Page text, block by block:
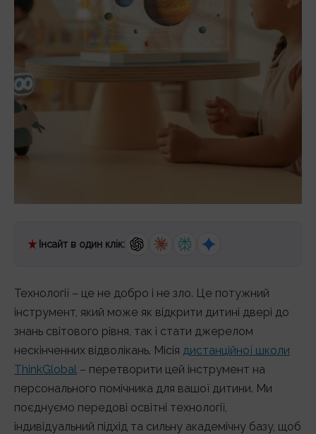
Інсайт в один клік:
Технології – це не добро і не зло. Це потужний
інструмент, який може як відкрити дитині двері до
знань світового рівня, так і стати джерелом
нескінченних відволікань. Місія дистанційної школи
ThinkGlobal – перетворити цей інструмент на
персонального помічника для вашої дитини. Ми
поєднуємо передові освітні технології,
індивідуальний підхід та сильну академічну базу, щоб